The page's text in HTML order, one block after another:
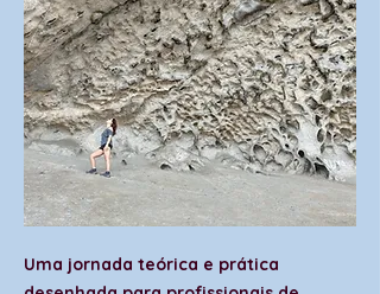
Uma jornada teórica e prática